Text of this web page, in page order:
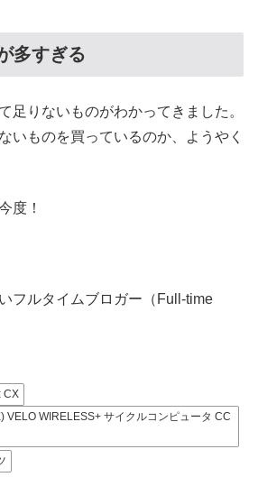
多すぎる
足りないものがわかってきました。
いものを買っているのか、ようやく
度！
フルタイムブロガー（Full-time
CX
VELO WIRELESS+ サイクルコンピュータ CC